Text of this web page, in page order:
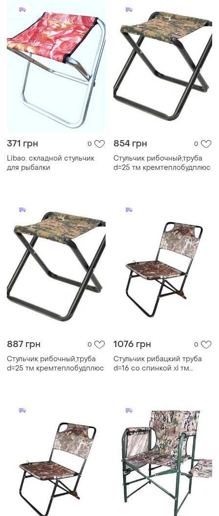
371 грн 0
Libao. складной стульчик
для рыбалки
854 грн 0
Стульчик рибочный,труба
d=25 тм кремтеплобудплюс
887 грн 0
Стульчик рибочный,труба
d=25 тм кремтеплобудплюс
1076 грн 0
Стульчик рибацкий труба
d=16 со спинкой xl тм